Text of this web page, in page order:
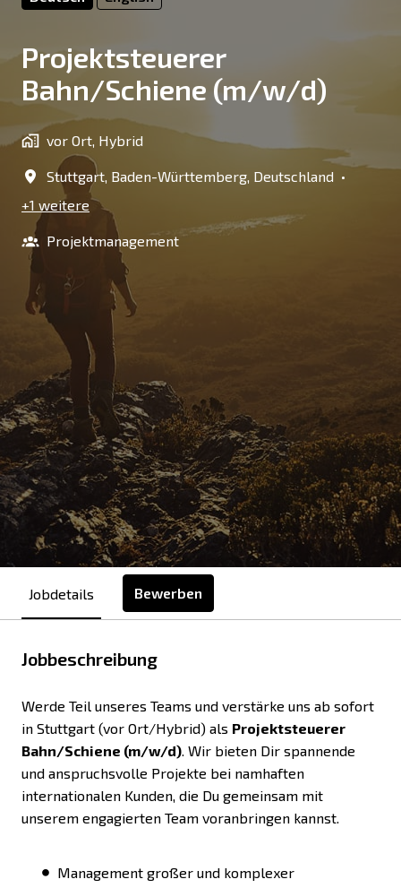
Projektsteuerer
Bahn/Schiene (m/w/d)
vor Ort, Hybrid
Stuttgart, Baden-Württemberg, Deutschland •
+1 weitere
Projektmanagement
Jobdetails Bewerben
Jobbeschreibung
Werde Teil unseres Teams und verstärke uns ab sofort
in Stuttgart (vor Ort/Hybrid) als Projektsteuerer
Bahn/Schiene (m/w/d). Wir bieten Dir spannende
und anspruchsvolle Projekte bei namhaften
internationalen Kunden, die Du gemeinsam mit
unserem engagierten Team voranbringen kannst.
Management großer und komplexer